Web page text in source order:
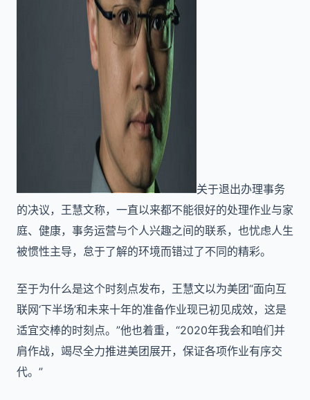
关于退出办理事务
的决议，王慧文称，一直以来都不能很好的处理作业与家
庭、健康，事务运营与个人兴趣之间的联系，也忧虑人生
被惯性主导，怠于了解的环境而错过了不同的精彩。
至于为什么是这个时刻点发布，王慧文以为美团“面向互
联网‘下半场’和未来十年的准备作业现已初见成效，这是
适宜交棒的时刻点。”他也着重，“2020年我会和咱们并
肩作战，竭尽全力推进美团展开，保证各项作业有序交
代。”